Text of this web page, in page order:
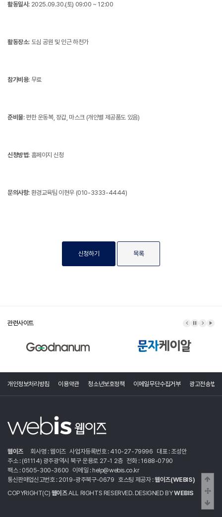
활동일시 : 2025.09.30.(토) 09:00 ~ 12:00
활동장소: 도심 공원 및 인근 하천가
참가비용: 무료
준비물: 편한 운동복, 장갑, 마스크 (개인별 제공품도 있음)
신청방법: 홈페이지 신청
문의사항: 환경교육팀 이현우 (010-3333-4444)
신청하기 목록
관련사이트 이전 배너
배너 정지
다음 배
배
개인정보처리방침 이용약관 청소년보호정책 이메일무단수집거부 광고전송법
웹이즈 회사명 : 웹이즈 사업자등록번호 : 410-27-79996 대표 : 조성안
주소 : (61114) 광주광역시 북구 운용로 27-1 2층 전화 : 1688-0790
팩스 : 0505-300-3600 이메일 : help@webis.co.kr
통신판매업신고번호 : 2019-광주북구-0679 호스팅 제공자 :웹이즈(WEBIS)
COPYRIGHT(C) 웹이즈ALL RIGHTS RESERVED. DESIGNED BYWEBIS
중